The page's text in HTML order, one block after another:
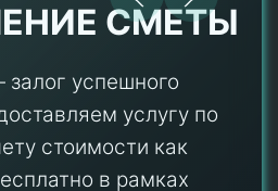
СМЕТЫ
успешного
услугу по
стоимости как
в рамках